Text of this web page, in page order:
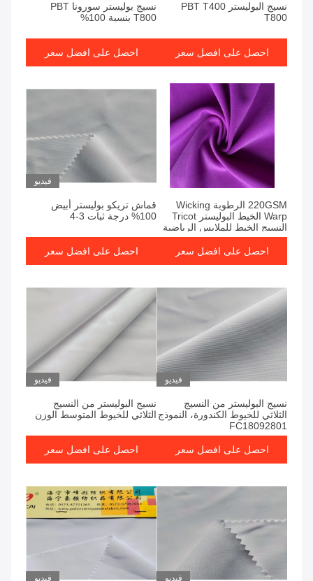
نسيج البوليستر PBT T400
T800
احصل على افضل سعر
نسيج بوليستر سورونا PBT
T800 بنسبة 100%
احصل على افضل سعر
220GSM الرطوبة Wicking
Warp الخيط البوليستر Tricot
النسيج الخيط للملابس الرياضية
و Pique الخيط التطبيقات
احصل على افضل سعر
فيديو
قماش تريكو بوليستر أبيض
100% درجة ثبات 3-4
احصل على افضل سعر
فيديو
نسيج البوليستر من النسيج
الثلاثي للخيوط الكندورة، النموذج
FC18092801
احصل على افضل سعر
فيديو
نسيج البوليستر من النسيج
الثلاثي للخيوط المتوسط الوزن
احصل على افضل سعر
فيديو فيديو